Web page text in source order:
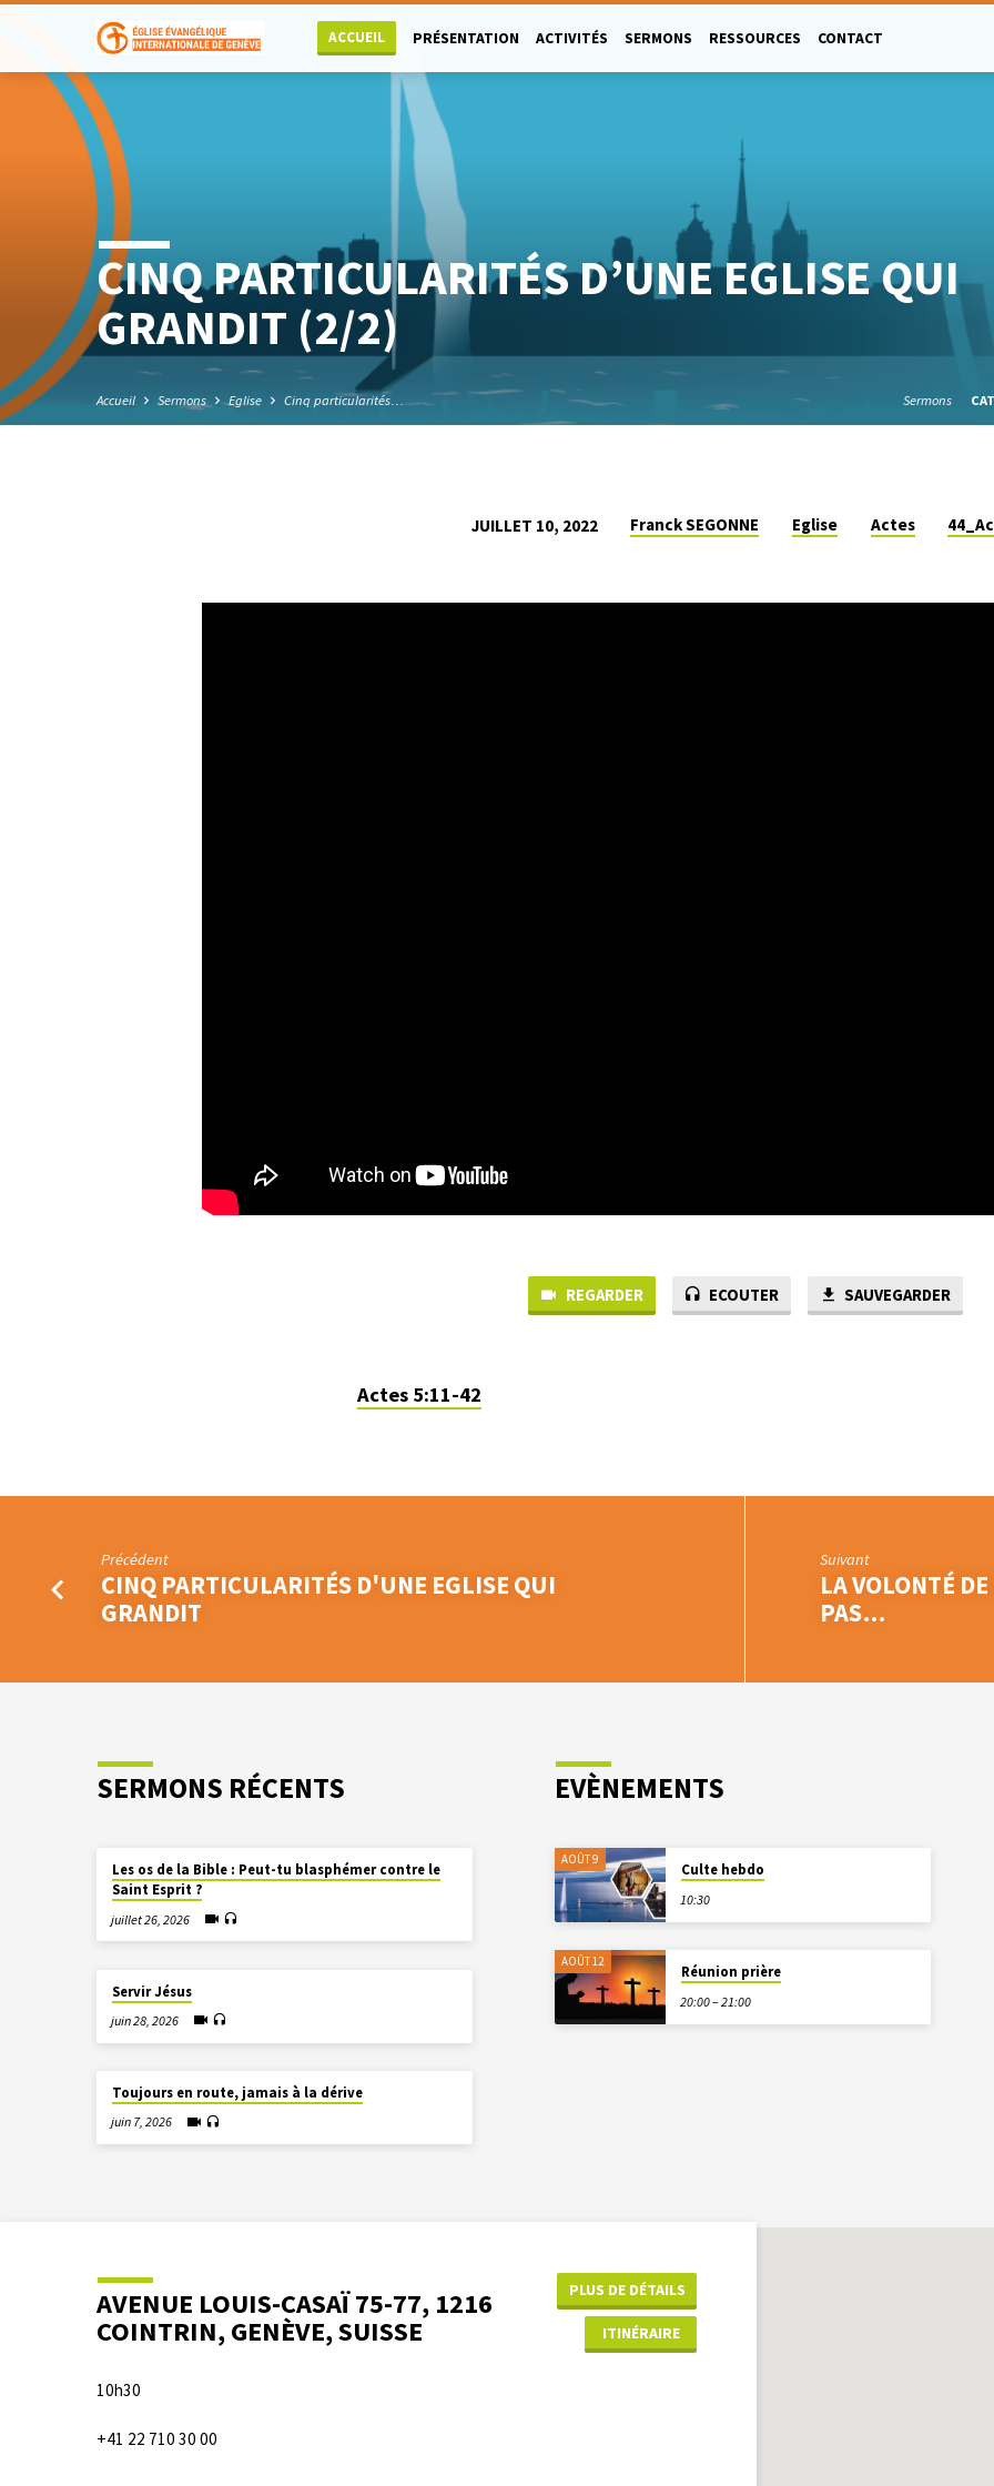
ACCUEIL PRÉSENTATION ACTIVITÉS SERMONS RESSOURCES CONTACT
CINQ PARTICULARITÉS D’UNE EGLISE QUI
GRANDIT (2/2)
Accueil Sermons Eglise Cinq particularités… Sermons
JUILLET 10, 2022 Franck SEGONNE Eglise Actes
REGARDER ECOUTER SAUVEGARDER
Actes 5:11-42
Précédent
CINQ PARTICULARITÉS D'UNE EGLISE QUI
GRANDIT
Suivant
LA VOLONTÉ
PAS…
SERMONS RÉCENTS
Les os de la Bible : Peut-tu blasphémer contre le
Saint Esprit ?
juillet 26, 2026
Servir Jésus
juin 28, 2026
Toujours en route, jamais à la dérive
juin 7, 2026
EVÈNEMENTS
AOÛT 9
Culte hebdo
10:30
AOÛT 12
Réunion prière
20:00 – 21:00
AVENUE LOUIS-CASAÏ 75-77, 1216
COINTRIN, GENÈVE, SUISSE
PLUS DE DÉTAILS
ITINÉRAIRE
10h30
+41 22 710 30 00